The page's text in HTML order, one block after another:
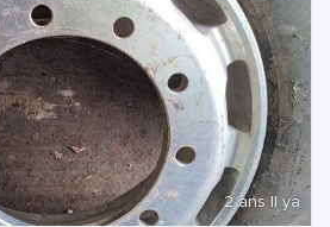
2 ans Il ya